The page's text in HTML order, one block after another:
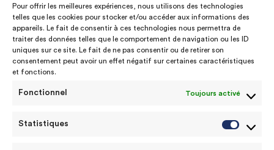
Pour offrir les meilleures expériences, nous utilisons des technologies
telles que les cookies pour stocker et/ou accéder aux informations des
appareils. Le fait de consentir à ces technologies nous permettra de
traiter des données telles que le comportement de navigation ou les ID
uniques sur ce site. Le fait de ne pas consentir ou de retirer son
consentement peut avoir un effet négatif sur certaines caractéristiques
et fonctions.
Fonctionnel Toujours activé
Statistiques
Nos usines Assistance technique
Contact
contact@theolaur.com